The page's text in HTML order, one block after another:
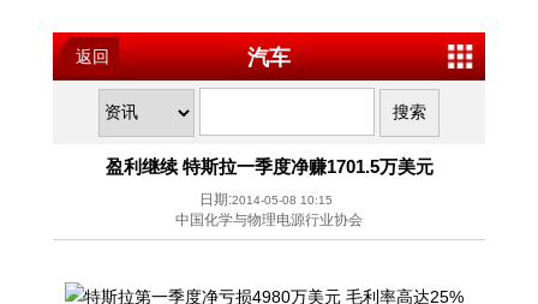
返回 汽车
盈利继续 特斯拉一季度净赚1701.5万美元
日期:2014-05-08 10:15
中国化学与物理电源行业协会